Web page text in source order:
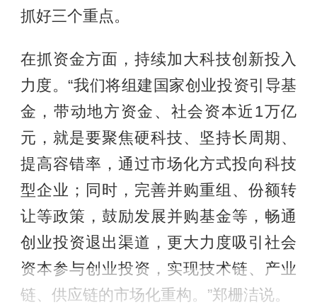
抓好三个重点。
在抓资金方面，持续加大科技创新投入
力度。“我们将组建国家创业投资引导基
金，带动地方资金、社会资本近1万亿
元，就是要聚焦硬科技、坚持长周期、
提高容错率，通过市场化方式投向科技
型企业；同时，完善并购重组、份额转
让等政策，鼓励发展并购基金等，畅通
创业投资退出渠道，更大力度吸引社会
资本参与创业投资，实现技术链、产业
链、供应链的市场化重构。”郑栅洁说。